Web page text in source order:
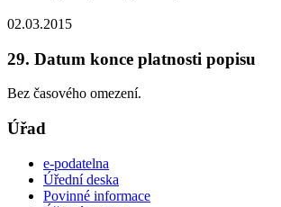
02.03.2015
29. Datum konce platnosti popisu
Bez časového omezení.
Úřad
e-podatelna
Úřední deska
Povinné informace